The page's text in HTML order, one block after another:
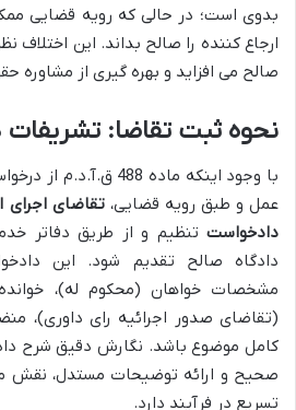
بدوی است؛ در حالی که رویه قضایی
ارجاع کننده را صالح بداند. این اختلاف
صالح می افزاید و بهره گیری از مشاوره
نحوه ثبت تقاضا: تشریفات
با وجود اینکه ماده
عمل و طبق رویه قضایی،تقاضای اجرای
دادخواست تنظیم و از طریق دفاتر
دادگاه صالح تقدیم شود. این
مشخصات خواهان (محکوم له)،
(تقاضای صدور اجرائیه رای داوری)،
کامل موضوع باشد. نگارش دقیق شرح
صحیح و ارائه توضیحات مستدل، نقش
تسریع در فرآیند دارد.